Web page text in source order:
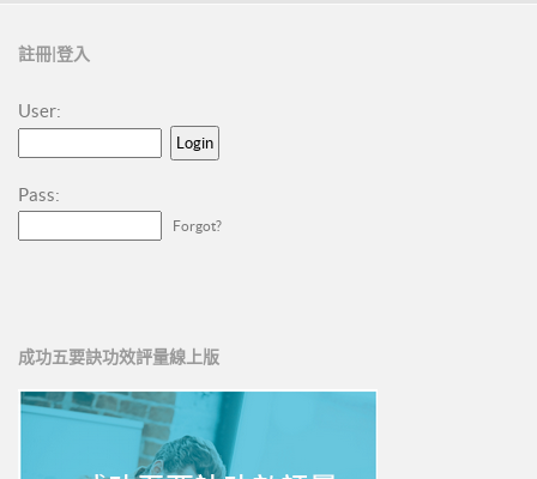
註冊|登入
User:
Pass:
Forgot?
成功五要訣功效評量線上版